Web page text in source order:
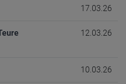
17.03.26
12.03.26
10.03.26